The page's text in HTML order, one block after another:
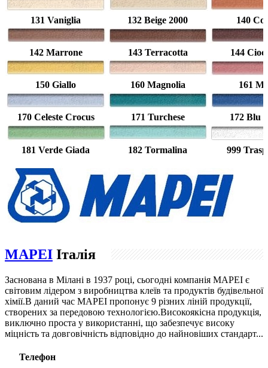
131 Vaniglia 132 Beige 2000 140
142 Marrone 143 Terracotta 144
150 Giallo 160 Magnolia 161
170 Celeste Crocus 171 Turchese 172 Blu
181 Verde Giada 182 Tormalina 999
MAPEI Італія
Заснована в Мілані в 1937 році, сьогодні компанія МAPEI є
світовим лідером з виробництва клеїв та продуктів будівельної
хімії.В даний час MAPEI пропонує 9 різних ліній продукції,
створених за передовою технологією.Високоякісна продукція,
виключно проста у використанні, що забезпечує високу
міцність та довговічність відповідно до найновіших стандарт...
Телефон